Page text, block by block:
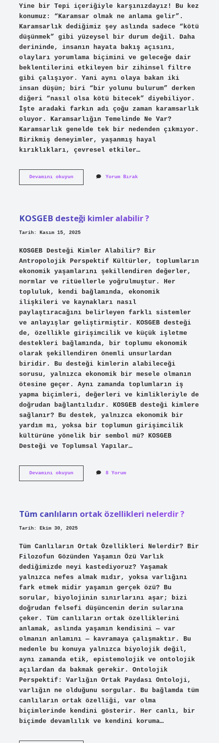
Yine bir Tepi içeriğiyle karşınızdayız! Bu kez
konumuz: “Karamsar olmak ne anlama gelir”.
Karamsarlık dediğimiz şey aslında sadece “kötü
düşünmek” gibi yüzeysel bir durum değil. Daha
derininde, insanın hayata bakış açısını,
olayları yorumlama biçimini ve geleceğe dair
beklentilerini etkileyen bir zihinsel filtre
gibi çalışıyor. Yani aynı olaya bakan iki
insan düşün; biri “bir yolunu bulurum” derken
diğeri “nasıl olsa kötü bitecek” diyebiliyor.
İşte aradaki farkın adı çoğu zaman karamsarlık
oluyor. Karamsarlığın Temelinde Ne Var?
Karamsarlık genelde tek bir nedenden çıkmıyor.
Birikmiş deneyimler, yaşanmış hayal
kırıklıkları, çevresel etkiler…
Devamını okuyunKaramsar
Yorum Bırak
KOSGEB desteği kimler alabilir ?
Tarih: Kasım 15, 2025
KOSGEB Desteği Kimler Alabilir? Bir
Antropolojik Perspektif Kültürler, toplumların
ekonomik yaşamlarını şekillendiren değerler,
normlar ve ritüellerle yoğrulmuştur. Her
topluluk, kendi bağlamında, ekonomik
ilişkileri ve kaynakları nasıl
paylaştıracağını belirleyen farklı sistemler
ve anlayışlar geliştirmiştir. KOSGEB desteği
de, özellikle girişimcilik ve küçük işletme
destekleri bağlamında, bir toplumu ekonomik
olarak şekillendiren önemli unsurlardan
biridir. Bu desteği kimlerin alabileceği
sorusu, yalnızca ekonomik bir mesele olmanın
ötesine geçer. Aynı zamanda toplumların iş
yapma biçimleri, değerleri ve kimlikleriyle de
doğrudan bağlantılıdır. KOSGEB desteği kimlere
sağlanır? Bu destek, yalnızca ekonomik bir
yardım mı, yoksa bir toplumun girişimcilik
kültürüne yönelik bir sembol mü? KOSGEB
Desteği ve Toplumsal Yapılar…
Devamını okuyunKOSGEB
8 Yorum
Tüm canlıların ortak özellikleri nelerdir ?
Tarih: Ekim 30, 2025
Tüm Canlıların Ortak Özellikleri Nelerdir? Bir
Filozofun Gözünden Yaşamın Özü Varlık
dediğimizde neyi kastediyoruz? Yaşamak
yalnızca nefes almak mıdır, yoksa varlığını
fark etmek midir yaşamın gerçek özü? Bu
sorular, biyolojinin sınırlarını aşar; bizi
doğrudan felsefi düşüncenin derin sularına
çeker. Tüm canlıların ortak özelliklerini
anlamak, aslında yaşamın kendisini — var
olmanın anlamını — kavramaya çalışmaktır. Bu
nedenle bu konuya yalnızca biyolojik değil,
aynı zamanda etik, epistemolojik ve ontolojik
açılardan da bakmak gerekir. Ontolojik
Perspektif: Varlığın Ortak Paydası Ontoloji,
varlığın ne olduğunu sorgular. Bu bağlamda tüm
canlıların ortak özelliği, var olma
biçimlerinde kendini gösterir. Her canlı, bir
biçimde devamlılık ve kendini koruma…